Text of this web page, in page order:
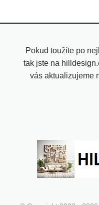
Pokud toužíte po
tak jste na
vás aktualizujeme